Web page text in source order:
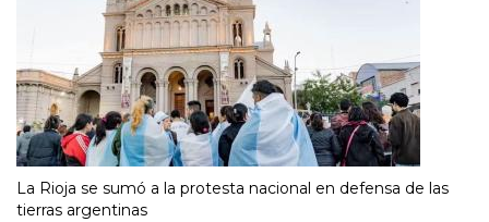
La Rioja se sumó a la protesta nacional en defensa de las
tierras argentinas